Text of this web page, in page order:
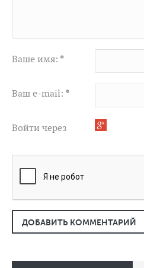
Ваше имя: *
Ваш e-mail: *
Войти через
ДОБАВИТЬ КОММЕНТАРИЙ